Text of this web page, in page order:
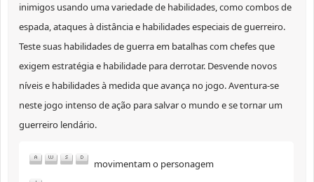
inimigos usando uma variedade de habilidades, como combos de
espada, ataques à distância e habilidades especiais de guerreiro.
Teste suas habilidades de guerra em batalhas com chefes que
exigem estratégia e habilidade para derrotar. Desvende novos
níveis e habilidades à medida que avança no jogo. Aventura-se
neste jogo intenso de ação para salvar o mundo e se tornar um
guerreiro lendário.
movimentam o personagem